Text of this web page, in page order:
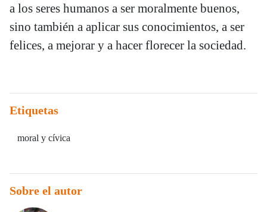
a los seres humanos a ser moralmente buenos,
sino también a aplicar sus conocimientos, a ser
felices, a mejorar y a hacer florecer la sociedad.
Etiquetas
moral y cívica
Sobre el autor